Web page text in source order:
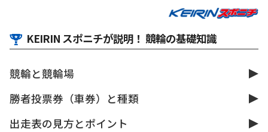
KEIRIN スポニチが説明！ 競輪の基礎知識
競輪と競輪場
勝者投票券（車券）と種類
出走表の見方とポイント